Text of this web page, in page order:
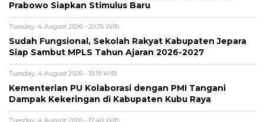
Prabowo Siapkan Stimulus Baru
Tuesday, 4 August 2026 - 20:35 WIB
Sudah Fungsional, Sekolah Rakyat Kabupaten Jepara
Siap Sambut MPLS Tahun Ajaran 2026-2027
Tuesday, 4 August 2026 - 18:19 WIB
Kementerian PU Kolaborasi dengan PMI Tangani
Dampak Kekeringan di Kabupaten Kubu Raya